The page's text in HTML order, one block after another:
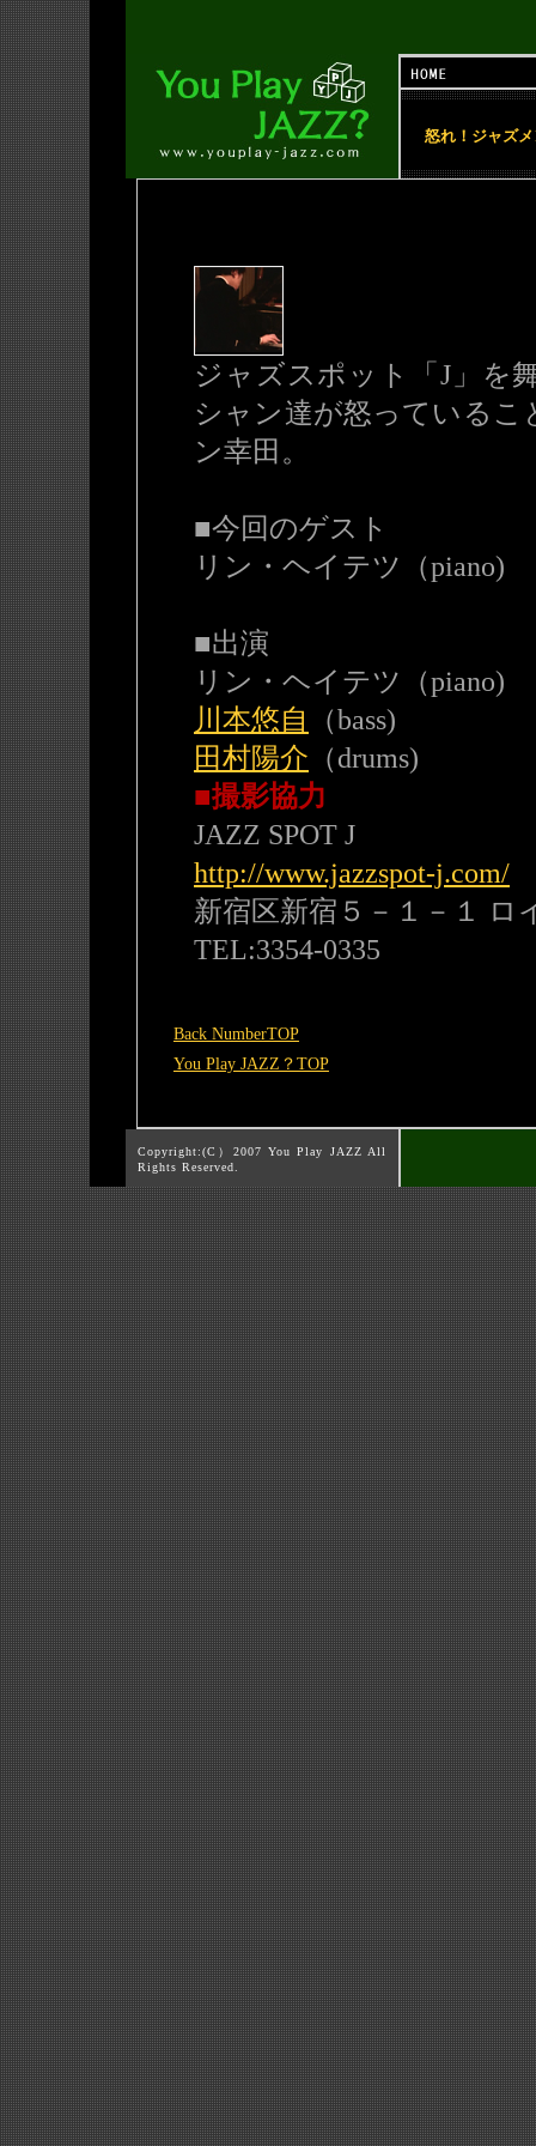
怒れ！ジャズ
ジャズスポット「J」を
シャン達が怒っている
ン幸田。
■今回のゲスト
リン・ヘイテツ（piano)
■出演
リン・ヘイテツ（piano)
川本悠自
（bass)
田村陽介 （drums)
■撮影協力
JAZZ SPOT J
http://www.jazzspot-j.com/
新宿区新宿５－１－１
TEL:3354-0335
Back NumberTOP
You Play JAZZ？TOP
Copyright:(C）2007 You Play JAZZ All
Rights Reserved.